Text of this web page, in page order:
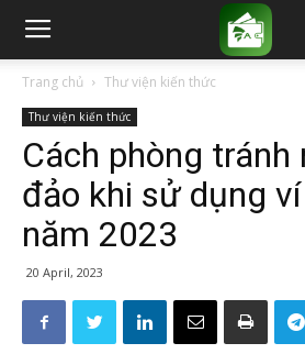
Trang chủ Thư viện kiến thức
Thư viện kiến thức
Cách phòng tránh
đảo khi sử dụng
năm 2023
20 April, 2023